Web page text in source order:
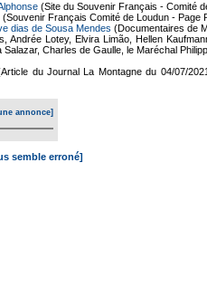
(Site du Souvenir Français - Comité
(Souvenir Français Comité de Loudun - Page
dias de Sousa Mendes (Documentaires de
Andrée Lotey, Elvira Limão, Hellen
Charles de Gaulle, le Maréchal
du Journal La Montagne du 04/07/
annonce]
semble erroné]